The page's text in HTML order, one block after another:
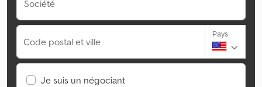
Société
Code postal et ville
Pays
Je suis un négociant